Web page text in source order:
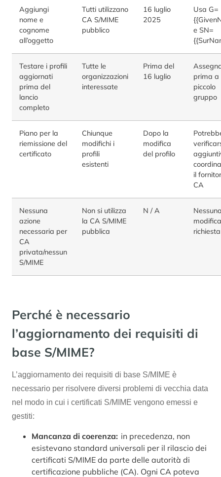
Aggiungi
nome e
cognome
all’oggetto
Tutti utilizzano
CA S/MIME
pubblico
16 luglio
2025
Usa G=
e SN=
Testare i profili
aggiornati
prima del
lancio
completo
Tutte le
organizzazioni
interessate
Prima del
16 luglio
prima a
piccolo
gruppo
Piano per la
riemissione del
certificato
Chiunque
modifichi i
profili
esistenti
Dopo la
modifica
del profilo
il
CA
Nessuna
azione
necessaria per
CA
privata/nessun
S/MIME
Non si utilizza
la CA S/MIME
pubblica
N / A
modifica
richiesta
Perché è necessario
l’aggiornamento dei requisiti di
base S/MIME?
L’aggiornamento dei requisiti di base S/MIME è
necessario per risolvere diversi problemi di vecchia data
nel modo in cui i certificati S/MIME vengono emessi e
gestiti:
Mancanza di coerenza: in precedenza, non
esistevano standard universali per il rilascio dei
certificati S/MIME da parte delle autorità di
certificazione pubbliche (CA). Ogni CA poteva